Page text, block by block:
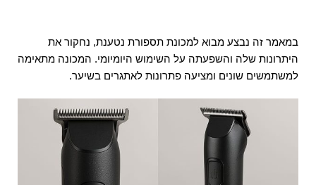
במאמר זה נבצע מבוא למכונת תספורת נטענת, נחקור את
היתרונות שלה והשפעתה על השימוש היומיומי. המכונה מתאימה
למשתמשים שונים ומציעה פתרונות לאתגרים בשיער.
format_underlined קו תחתון קישורים
font_download סמן קישורים
אפס את כל האפשרויות